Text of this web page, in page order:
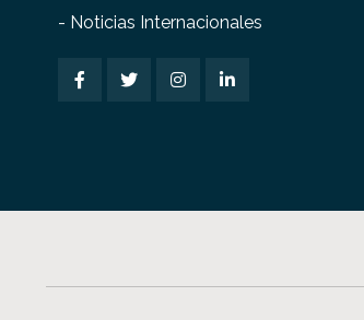
- Noticias Internacionales